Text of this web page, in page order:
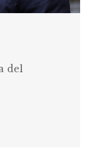
del